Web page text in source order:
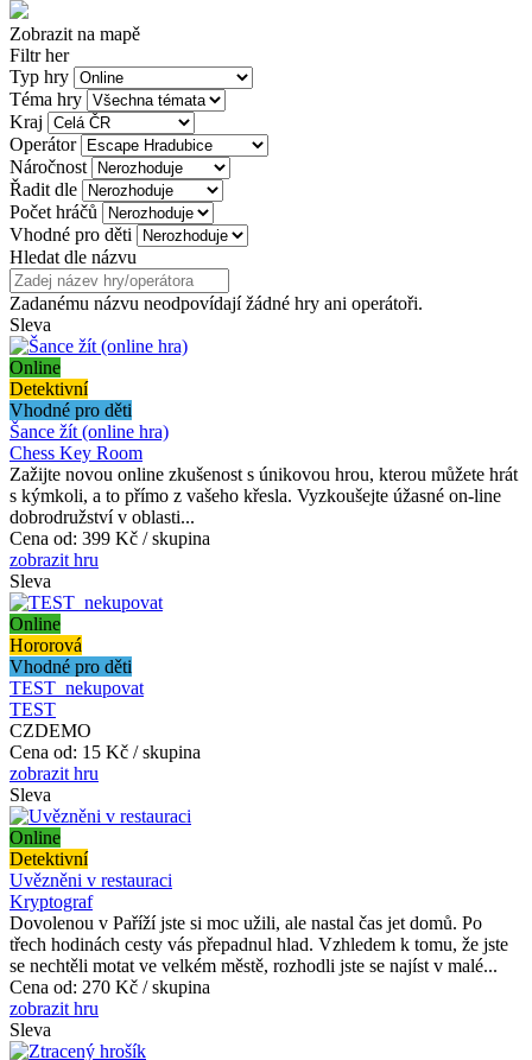
Zobrazit na mapě
Filtr her
Typ hry
Téma hry
Kraj
Operátor
Náročnost
Řadit dle
Počet hráčů
Vhodné pro děti
Hledat dle názvu
Zadanému názvu neodpovídají žádné hry ani operátoři.
Sleva
Online
Detektivní
Vhodné pro děti
Šance žít (online hra)
Chess Key Room
Zažijte novou online zkušenost s únikovou hrou, kterou můžete hrát
s kýmkoli, a to přímo z vašeho křesla. Vyzkoušejte úžasné on-line
dobrodružství v oblasti...
Cena od: 399 Kč / skupina
zobrazit hru
Sleva
Online
Hororová
Vhodné pro děti
TEST_nekupovat
TEST
CZDEMO
Cena od: 15 Kč / skupina
zobrazit hru
Sleva
Online
Detektivní
Uvězněni v restauraci
Kryptograf
Dovolenou v Paříží jste si moc užili, ale nastal čas jet domů. Po
třech hodinách cesty vás přepadnul hlad. Vzhledem k tomu, že jste
se nechtěli motat ve velkém městě, rozhodli jste se najíst v malé...
Cena od: 270 Kč / skupina
zobrazit hru
Sleva